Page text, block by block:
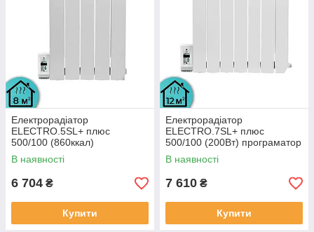
Електрорадіатор
ELECTRO.5SL+ плюс
500/100 (860ккал)
програматор зліва 600Вт з
настінними кріпленнями
В наявності
6 704 ₴
Купити
Електрорадіатор
ELECTRO.7SL+ плюс
500/100 (200Вт) програматор
зліва 700Вт з настінними
кріпленнями
В наявності
7 610 ₴
Купити